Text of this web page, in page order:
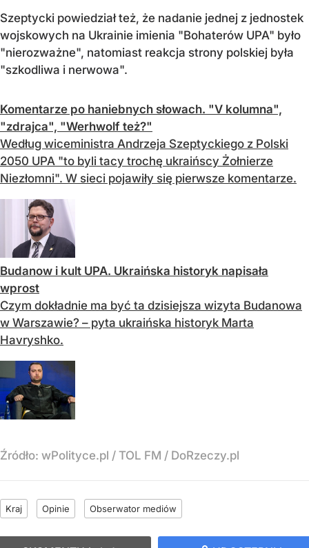
Szeptycki powiedział też, że nadanie jednej z jednostek
wojskowych na Ukrainie imienia "Bohaterów UPA" było
"nierozważne", natomiast reakcja strony polskiej była
"szkodliwa i nerwowa".
Komentarze po haniebnych słowach. "V kolumna",
"zdrajca", "Werhwolf też?"
Według wiceministra Andrzeja Szeptyckiego z Polski
2050 UPA "to byli tacy trochę ukraińscy Żołnierze
Niezłomni". W sieci pojawiły się pierwsze komentarze.
Budanow i kult UPA. Ukraińska historyk napisała
wprost
Czym dokładnie ma być ta dzisiejsza wizyta Budanowa
w Warszawie? – pyta ukraińska historyk Marta
Havryshko.
Źródło: wPolityce.pl / TOL FM / DoRzeczy.pl
Kraj Opinie Obserwator mediów